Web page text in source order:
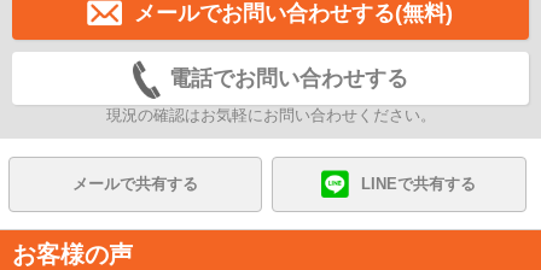
メールでお問い合わせする(無料)
電話でお問い合わせする
現況の確認はお気軽にお問い合わせください。
メールで共有する LINEで共有する
お客様の声